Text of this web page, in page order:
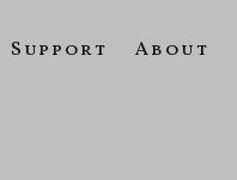
Support About